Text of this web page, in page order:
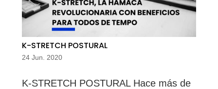
K-STRETCH POSTURAL
24 Jun. 2020
K-STRETCH POSTURAL Hace más de